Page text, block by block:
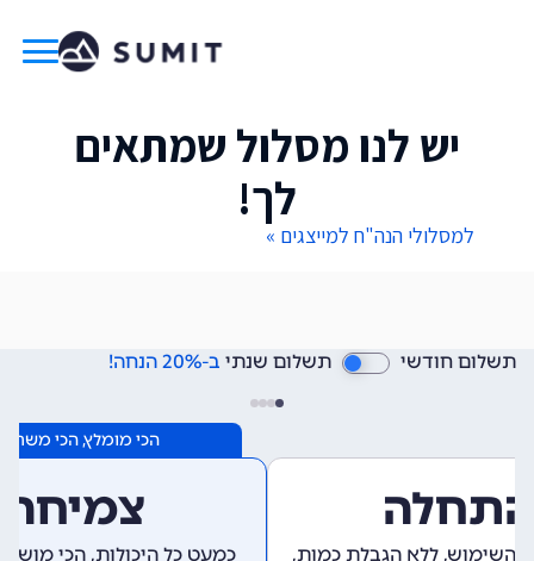
יש לנו מסלול שמתאים
לך!
למסלולי הנה"ח למייצגים »